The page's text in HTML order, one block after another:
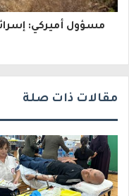
و
مسؤول أميركي:
مقالات ذات صلة